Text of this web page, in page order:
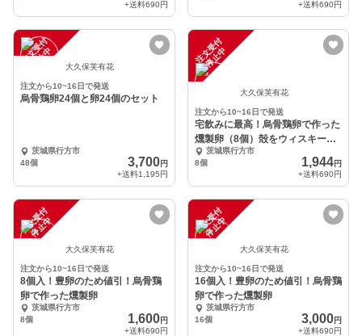
+送料690円
+送料690円
注
文
受
付
停
止
中 大久保芙有花
注文から10~16日で発送
烏骨鶏卵24個と卵24個のセット
茨城県行方市
48個
3,700円
+送料1,195円
注
文
受
付
停
止
中
大久保芙有花
注文から10~16日で発送
宅飲みに最高！烏骨鶏卵で作った
燻製卵（8個）殻をウィスキーに
入れると・・・
茨城県行方市
8個
1,944円
+送料690円
注
文
受
付
停
止
中
大久保芙有花
注文から10~16日で発送
8個入！豊卵のため値引！烏骨鶏
卵で作った燻製卵
茨城県行方市
8個
1,600円
+送料690円
注
文
受
付
停
止
中
大久保芙有花
注文から10~16日で発送
16個入！豊卵のため値引！烏骨鶏
卵で作った燻製卵
茨城県行方市
16個
3,000円
+送料690円